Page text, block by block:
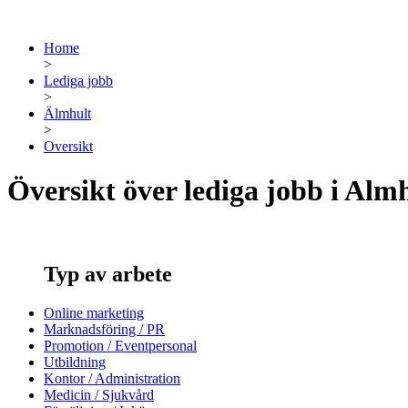
Home
>
Lediga jobb
>
Älmhult
>
Oversikt
Översikt över lediga jobb i
Typ av arbete
Online marketing
Marknadsföring / PR
Promotion / Eventpersonal
Utbildning
Kontor / Administration
Medicin / Sjukvård